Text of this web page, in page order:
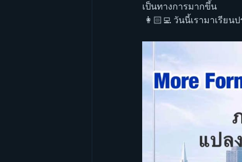
เป็นทางการมากขึ้น
👩🏻‍💻 วันนี้เรามาเรีย